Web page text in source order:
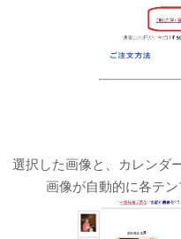
選択した画像と、カレンダ
画像が自動的に各テン